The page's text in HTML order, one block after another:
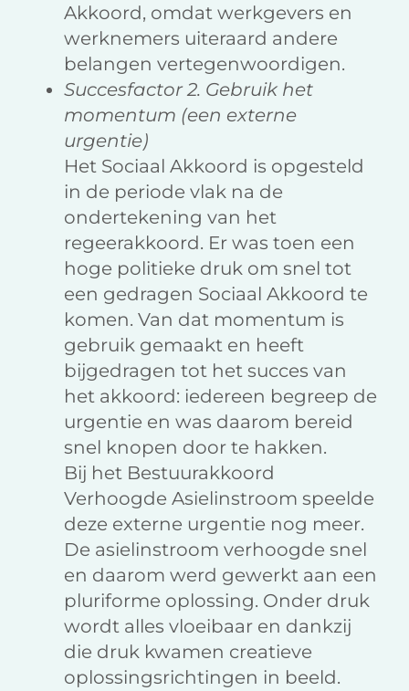
Akkoord, omdat werkgevers en
werknemers uiteraard andere
belangen vertegenwoordigen.
Succesfactor 2. Gebruik het
momentum (een externe
urgentie)
Het Sociaal Akkoord is opgesteld
in de periode vlak na de
ondertekening van het
regeerakkoord. Er was toen een
hoge politieke druk om snel tot
een gedragen Sociaal Akkoord te
komen. Van dat momentum is
gebruik gemaakt en heeft
bijgedragen tot het succes van
het akkoord: iedereen begreep de
urgentie en was daarom bereid
snel knopen door te hakken.
Bij het Bestuurakkoord
Verhoogde Asielinstroom speelde
deze externe urgentie nog meer.
De asielinstroom verhoogde snel
en daarom werd gewerkt aan een
pluriforme oplossing. Onder druk
wordt alles vloeibaar en dankzij
die druk kwamen creatieve
oplossingsrichtingen in beeld.